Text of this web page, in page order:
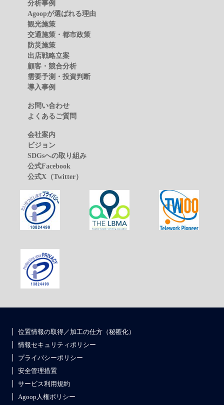
分析事例
Agoopが選ばれる理由
観光施策
交通施策・都市政策
防災施策
出店戦略立案
顧客・競合分析
需要予測・投資判断
導入事例
お問い合わせ
よくあるご質問
会社案内
ビジョン
SDGsへの取り組み
公式Facebook
公式X（Twitter）
位置情報の取得／加工の仕方（秘匿化）
情報セキュリティポリシー
プライバシーポリシー
安全管理措置
サービス利用規約
Agoop人権ポリシー